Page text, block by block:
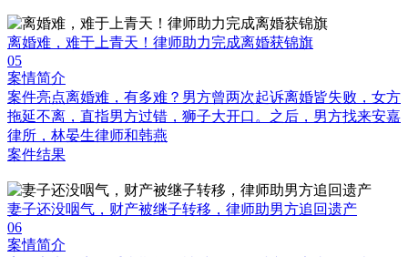
离婚难，难于上青天！律师助力完成离婚获锦旗
05
案情简介
案件亮点离婚难，有多难？男方曾两次起诉离婚皆失败，女方
拖延不离，直指男方过错，狮子大开口。之后，男方找来安嘉
律所，林晏生律师和韩燕
案件结果
妻子还没咽气，财产被继子转移，律师助男方追回遗产
06
案情简介